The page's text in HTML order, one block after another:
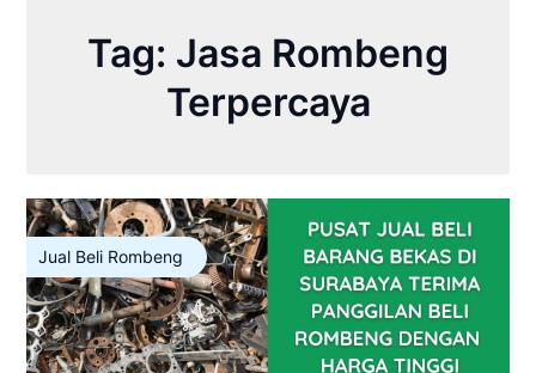
Tag: Jasa Rombeng
Terpercaya
Jual Beli Rombeng